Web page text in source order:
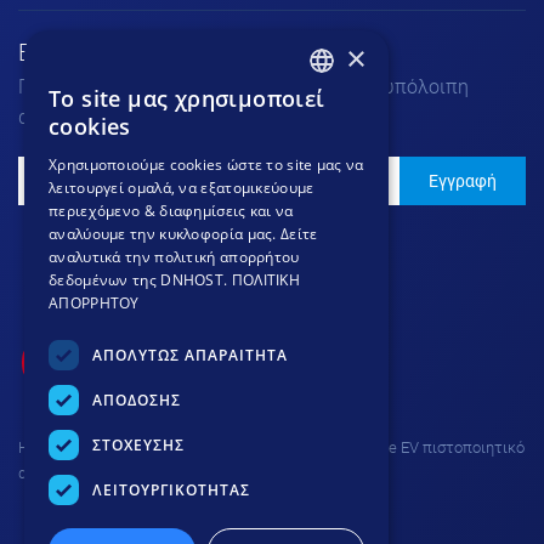
Εγγραφή στο Νewsletter
Για να μαθαίνεις τα νέα μας πριν από την υπόλοιπη
αγορά.
Εγγραφή
H σύνδεση στην ιστοσελίδα προστατεύεται με Thawte EV πιστοποιητικό
ασφαλείας και κρυπτογράφηση 256 bit.
GREEK
×
To site μας χρησιμοποιεί
cookies
Χρησιμοποιούμε cookies ώστε το site μας να
λειτουργεί ομαλά, να εξατομικεύουμε
περιεχόμενο & διαφημίσεις και να
αναλύουμε την κυκλοφορία μας. Δείτε
αναλυτικά την πολιτική απορρήτου
δεδομένων της DNHOST. ΠΟΛΙΤΙΚΗ
ΑΠΟΡΡΗΤΟΥ
ΑΠΟΛΥΤΩΣ ΑΠΑΡΑΙΤΗΤΑ
ΑΠΟΔΟΣΗΣ
ΣΤΟΧΕΥΣΗΣ
ΛΕΙΤΟΥΡΓΙΚΟΤΗΤΑΣ